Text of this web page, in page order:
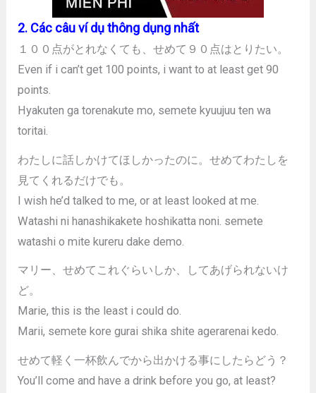
2. Các câu ví dụ thông dụng nhất
１００点がとれなくても、せめて９０点はとりたい。
Even if i can’t get 100 points, i want to at least get 90
points.
Hyakuten ga torenakute mo, semete kyuujuu ten wa
toritai.
わたしに話しかけてほしかったのに。せめてわたしを
見てくれるだけでも。
I wish he’d talked to me, or at least looked at me.
Watashi ni hanashikakete hoshikatta noni. semete
watashi o mite kureru dake demo.
マリー、せめてこれぐらいしか、してあげられないけ
ど。
Marie, this is the least i could do.
Marii, semete kore gurai shika shite agerarenai kedo.
せめて軽く一杯飲んでから出かける事にしたらどう？
You’ll come and have a drink before you go, at least?